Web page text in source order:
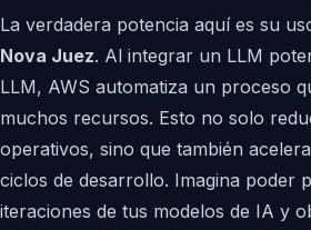
La verdadera potencia aquí es su
Nova Juez. Al integrar un LLM
LLM, AWS automatiza un proceso
muchos recursos. Esto no solo
operativos, sino que también
ciclos de desarrollo. Imagina poder
iteraciones de tus modelos de IA y